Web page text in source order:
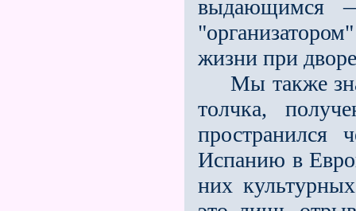
выдающимся
жизни при
Мы также
толчка,
пространился
Испанию в
них